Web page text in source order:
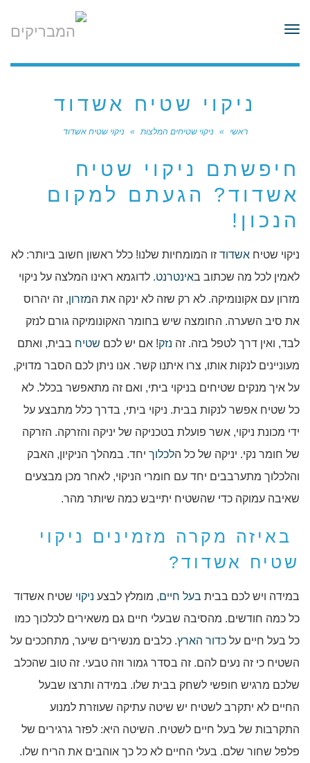
תפריט
ניקוי שטיח אשדוד
ראשי » ניקוי שטיחים המלצות » ניקוי שטיח אשדוד
חיפשתם ניקוי שטיח
אשדוד? הגעתם למקום
הנכון!
ניקוי שטיח אשדוד זו המומחיות שלנו! כלל ראשון חשוב ביותר: לא
לאמין לכל מה שכתוב באינטרנט. לדוגמא ראינו המלצה על ניקוי
מזרון עם אקונומיקה. לא רק שזה לא ינקה את המזרון, זה יהרוס
את סיב השערה. החומצה שיש בחומר האקונומיקה גורם לנזק
לבד, ואין דרך לטפל בזה. זה נזק! אם יש לכם שטיח בבית, ואתם
מעוניינים לנקות אותו, צרו איתנו קשר. אנו ניתן לכם הסבר מדויק,
על איך מנקים שטיחים בניקוי ביתי, ואם זה מתאפשר בכלל. לא
כל שטיח אפשר לנקות בבית. ניקוי ביתי, בדרך כלל מתבצע על
ידי מכונת ניקוי, אשר פועלת בטכניקה של יניקה והזרקה. הזרקה
של חומר נקי. יניקה של כל הלכלוך יחד. במהלך הניקיון, האבק
והלכלוך מתערבבים יחד עם חומרי הניקוי, לאחר מכן מבצעים
שאיבה עמוקה כדי שהשטיח יתייבש כמה שיותר מהר.
באיזה מקרה מזמינים ניקוי
שטיח אשדוד?
במידה ויש לכם בבית בעל חיים, מומלץ לבצע ניקוי שטיח אשדוד
כל כמה חודשים. מהסיבה שבעלי חיים גם משאירים לכלכוך כמו
כל בעל חיים על כדור הארץ. כלבים מנשירים שיער, מתחככים על
השטיח כי זה נעים להם. זה בסדר גמור וזה טבעי. זה טוב שהכלב
שלכם מרגיש חופשי לשחק בבית שלו. במידה ותרצו שבעל
החיים לא יתקרב לשטיח יש שיטה עתיקה שעוזרת למנוע
התקרבות של בעל חיים לשטיח. השיטה היא: לפזר גרגירים של
פלפל שחור שלם. בעלי החיים לא כל כך אוהבים את הריח שלו.